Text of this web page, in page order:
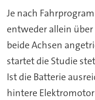
Je nach
entweder allein
beide Achsen
startet die Studie
Ist die Batterie
hintere